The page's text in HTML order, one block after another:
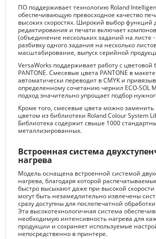
ПО поддерживает технологию Roland
обеспечивающую превосходное качество
высоких скоростях. Широкий выбор функций
редактирования и печати включает
(объединение нескольких заданий на листе -
разбивку одного задания на несколько
масштабирование, выпуск серийной
VersaWorks поддерживает работу с цветовой
PANTONE. Смесевые цвета PANTONE в
автоматически переводит в CMYK и
определенному сочетанию чернил ECO-SOL
подход значительно упрощает подбор
Кроме того, смесевые цвета можно
цветом из библиотеки Roland Colour System
Библиотека содержит свыше 1000
металлизированных.
Встроенная система
нагрева
Модель оснащена встроенной системой
нагрева, благодаря которой
быстро высыхают даже при высокой
могут быть незамедлительно извлечены
сразу доступны для послепечатной
Эта высокотехнологичная система
необходимую интенсивность нагрева для
продукции и сохраняет используемые
непосредственно в принтере.